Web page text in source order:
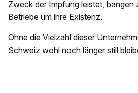
Zweck der Impfung leistet, bangen
Betriebe um ihre Existenz.
Ohne die Vielzahl dieser
Schweiz wohl noch länger still